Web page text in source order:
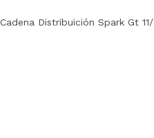
Cadena Distribuición Spark Gt 11/